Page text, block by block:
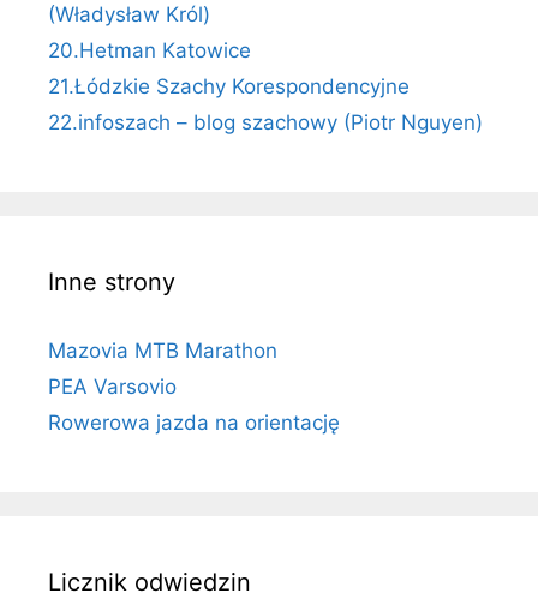
(Władysław Król)
20.Hetman Katowice
21.Łódzkie Szachy Korespondencyjne
22.infoszach – blog szachowy (Piotr Nguyen)
Inne strony
Mazovia MTB Marathon
PEA Varsovio
Rowerowa jazda na orientację
Licznik odwiedzin